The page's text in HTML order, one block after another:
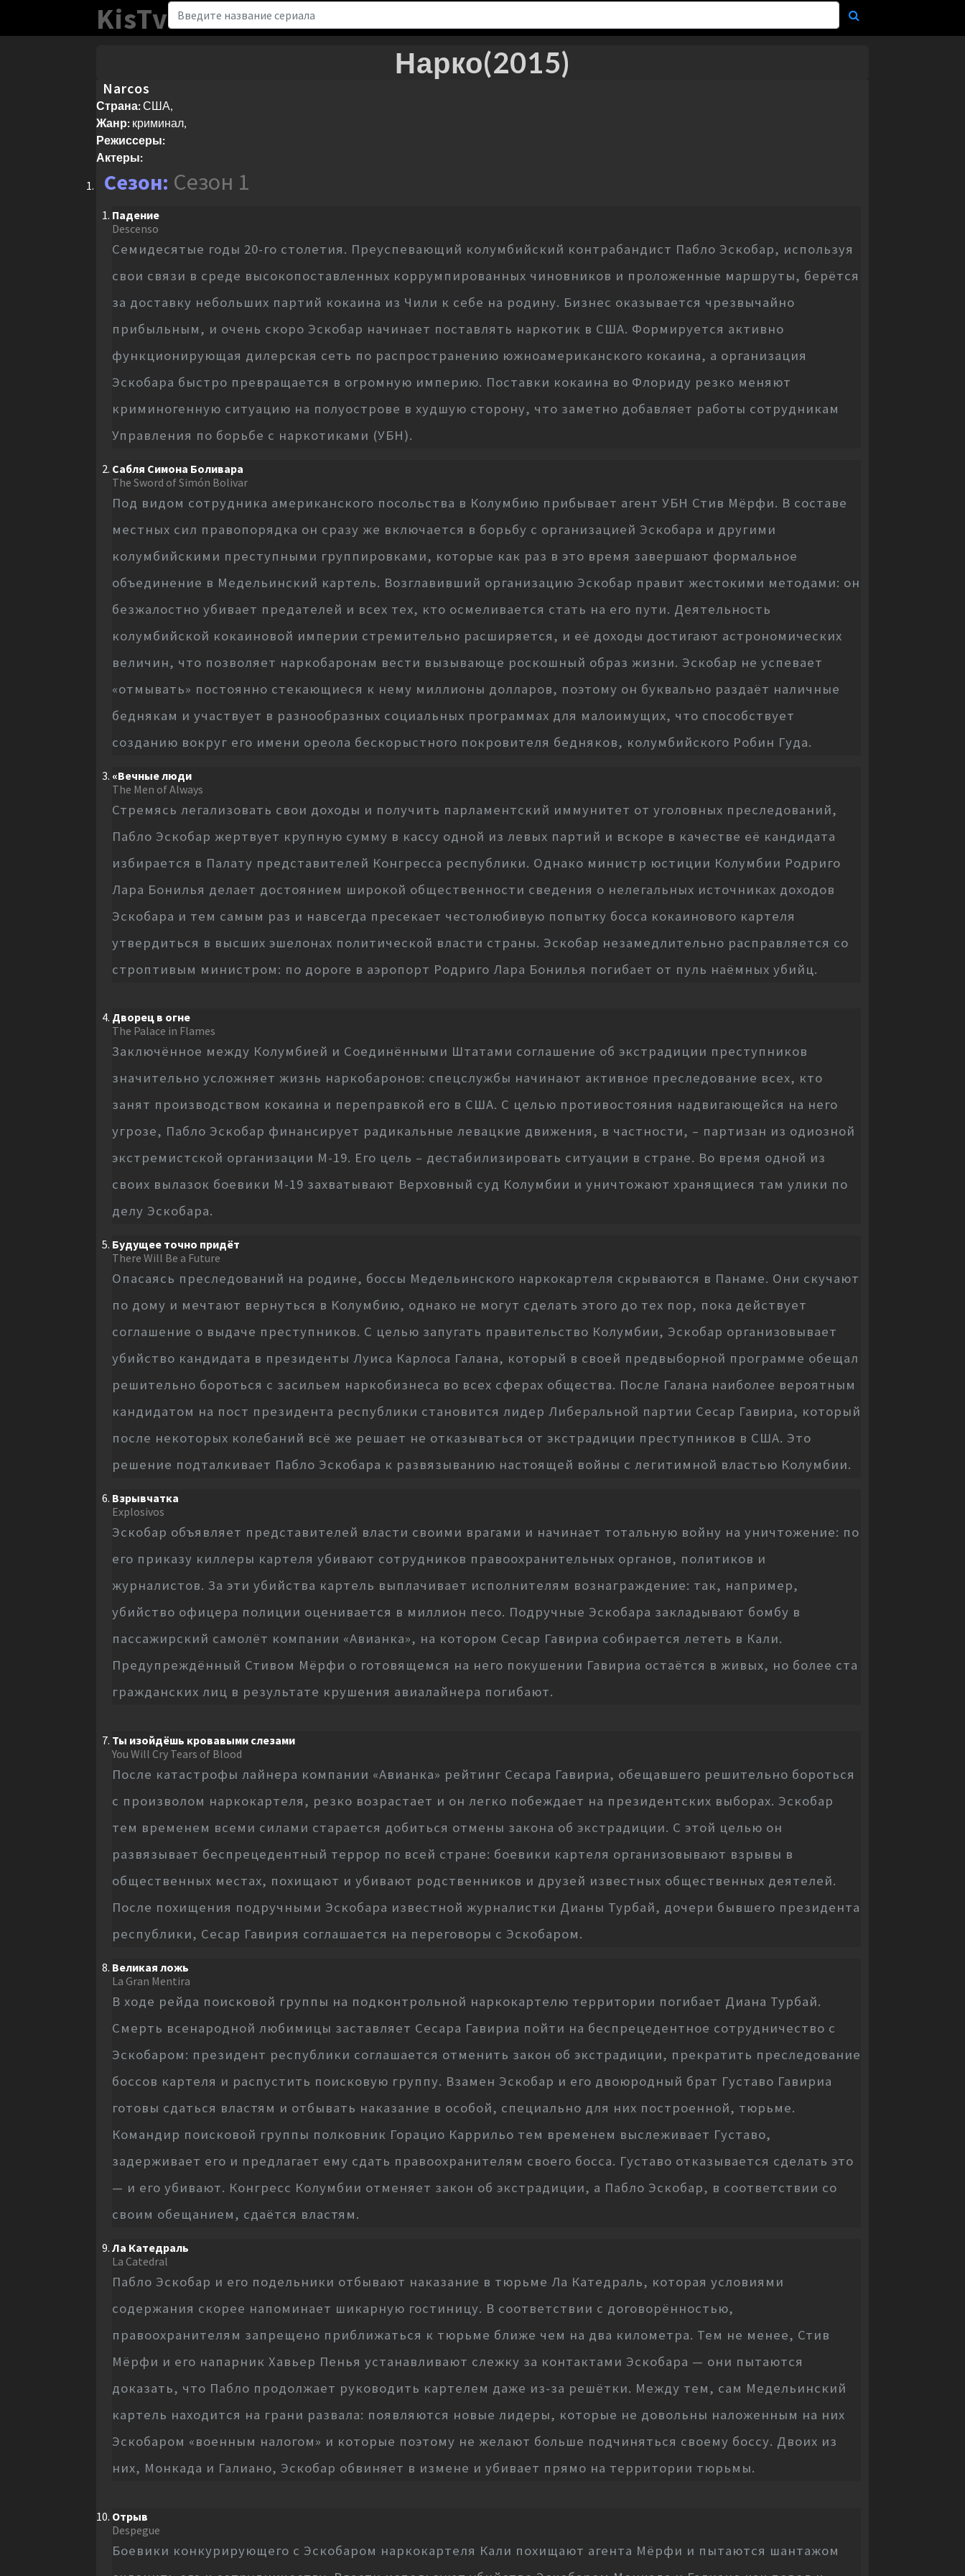
KisTv
Нарко(2015)
Narcos
Страна:США,
Жанр: криминал,
Режиссеры:
Актеры:
Сезон 1
Падение
Descenso
Семидесятые годы 20-го столетия. Преуспевающий колумбийский контрабандист Пабло Эскобар, используя
свои связи в среде высокопоставленных коррумпированных чиновников и проложенные маршруты, берётся
за доставку небольших партий кокаина из Чили к себе на родину. Бизнес оказывается чрезвычайно
прибыльным, и очень скоро Эскобар начинает поставлять наркотик в США. Формируется активно
функционирующая дилерская сеть по распространению южноамериканского кокаина, а организация
Эскобара быстро превращается в огромную империю. Поставки кокаина во Флориду резко меняют
криминогенную ситуацию на полуострове в худшую сторону, что заметно добавляет работы сотрудникам
Управления по борьбе с наркотиками (УБН).
Сабля Симона Боливара
The Sword of Simón Bolivar
Под видом сотрудника американского посольства в Колумбию прибывает агент УБН Стив Мёрфи. В составе
местных сил правопорядка он сразу же включается в борьбу с организацией Эскобара и другими
колумбийскими преступными группировками, которые как раз в это время завершают формальное
объединение в Медельинский картель. Возглавивший организацию Эскобар правит жестокими методами: он
безжалостно убивает предателей и всех тех, кто осмеливается стать на его пути. Деятельность
колумбийской кокаиновой империи стремительно расширяется, и её доходы достигают астрономических
величин, что позволяет наркобаронам вести вызывающе роскошный образ жизни. Эскобар не успевает
«отмывать» постоянно стекающиеся к нему миллионы долларов, поэтому он буквально раздаёт наличные
беднякам и участвует в разнообразных социальных программах для малоимущих, что способствует
созданию вокруг его имени ореола бескорыстного покровителя бедняков, колумбийского Робин Гуда.
«Вечные люди
The Men of Always
Стремясь легализовать свои доходы и получить парламентский иммунитет от уголовных преследований,
Пабло Эскобар жертвует крупную сумму в кассу одной из левых партий и вскоре в качестве её кандидата
избирается в Палату представителей Конгресса республики. Однако министр юстиции Колумбии Родриго
Лара Бонилья делает достоянием широкой общественности сведения о нелегальных источниках доходов
Эскобара и тем самым раз и навсегда пресекает честолюбивую попытку босса кокаинового картеля
утвердиться в высших эшелонах политической власти страны. Эскобар незамедлительно расправляется со
строптивым министром: по дороге в аэропорт Родриго Лара Бонилья погибает от пуль наёмных убийц.
Дворец в огне
The Palace in Flames
Заключённое между Колумбией и Соединёнными Штатами соглашение об экстрадиции преступников
значительно усложняет жизнь наркобаронов: спецслужбы начинают активное преследование всех, кто
занят производством кокаина и переправкой его в США. С целью противостояния надвигающейся на него
угрозе, Пабло Эскобар финансирует радикальные левацкие движения, в частности, – партизан из одиозной
экстремистской организации М-19. Его цель – дестабилизировать ситуации в стране. Во время одной из
своих вылазок боевики М-19 захватывают Верховный суд Колумбии и уничтожают хранящиеся там улики по
делу Эскобара.
Будущее точно придёт
There Will Be a Future
Опасаясь преследований на родине, боссы Медельинского наркокартеля скрываются в Панаме. Они скучают
по дому и мечтают вернуться в Колумбию, однако не могут сделать этого до тех пор, пока действует
соглашение о выдаче преступников. С целью запугать правительство Колумбии, Эскобар организовывает
убийство кандидата в президенты Луиса Карлоса Галана, который в своей предвыборной программе обещал
решительно бороться с засильем наркобизнеса во всех сферах общества. После Галана наиболее вероятным
кандидатом на пост президента республики становится лидер Либеральной партии Сесар Гавириа, который
после некоторых колебаний всё же решает не отказываться от экстрадиции преступников в США. Это
решение подталкивает Пабло Эскобара к развязыванию настоящей войны с легитимной властью Колумбии.
Взрывчатка
Explosivos
Эскобар объявляет представителей власти своими врагами и начинает тотальную войну на уничтожение: по
его приказу киллеры картеля убивают сотрудников правоохранительных органов, политиков и
журналистов. За эти убийства картель выплачивает исполнителям вознаграждение: так, например,
убийство офицера полиции оценивается в миллион песо. Подручные Эскобара закладывают бомбу в
пассажирский самолёт компании «Авианка», на котором Сесар Гавириа собирается лететь в Кали.
Предупреждённый Стивом Мёрфи о готовящемся на него покушении Гавириа остаётся в живых, но более ста
гражданских лиц в результате крушения авиалайнера погибают.
Ты изойдёшь кровавыми слезами
You Will Cry Tears of Blood
После катастрофы лайнера компании «Авианка» рейтинг Сесара Гавириа, обещавшего решительно бороться
с произволом наркокартеля, резко возрастает и он легко побеждает на президентских выборах. Эскобар
тем временем всеми силами старается добиться отмены закона об экстрадиции. С этой целью он
развязывает беспрецедентный террор по всей стране: боевики картеля организовывают взрывы в
общественных местах, похищают и убивают родственников и друзей известных общественных деятелей.
После похищения подручными Эскобара известной журналистки Дианы Турбай, дочери бывшего президента
республики, Сесар Гавирия соглашается на переговоры с Эскобаром.
Великая ложь
La Gran Mentira
В ходе рейда поисковой группы на подконтрольной наркокартелю территории погибает Диана Турбай.
Смерть всенародной любимицы заставляет Сесара Гавириа пойти на беспрецедентное сотрудничество с
Эскобаром: президент республики соглашается отменить закон об экстрадиции, прекратить преследование
боссов картеля и распустить поисковую группу. Взамен Эскобар и его двоюродный брат Густаво Гавириа
готовы сдаться властям и отбывать наказание в особой, специально для них построенной, тюрьме.
Командир поисковой группы полковник Горацио Каррильо тем временем выслеживает Густаво,
задерживает его и предлагает ему сдать правоохранителям своего босса. Густаво отказывается сделать это
— и его убивают. Конгресс Колумбии отменяет закон об экстрадиции, а Пабло Эскобар, в соответствии со
своим обещанием, сдаётся властям.
Ла Катедраль
La Catedral
Пабло Эскобар и его подельники отбывают наказание в тюрьме Ла Катедраль, которая условиями
содержания скорее напоминает шикарную гостиницу. В соответствии с договорённостью,
правоохранителям запрещено приближаться к тюрьме ближе чем на два километра. Тем не менее, Стив
Мёрфи и его напарник Хавьер Пенья устанавливают слежку за контактами Эскобара — они пытаются
доказать, что Пабло продолжает руководить картелем даже из-за решётки. Между тем, сам Медельинский
картель находится на грани развала: появляются новые лидеры, которые не довольны наложенным на них
Эскобаром «военным налогом» и которые поэтому не желают больше подчиняться своему боссу. Двоих из
них, Монкада и Галиано, Эскобар обвиняет в измене и убивает прямо на территории тюрьмы.
Отрыв
Despegue
Боевики конкурирующего с Эскобаром наркокартеля Кали похищают агента Мёрфи и пытаются шантажом